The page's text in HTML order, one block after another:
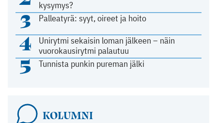
kysymys?
3 Palleatyrä: syyt, oireet ja hoito
4
Unirytmi sekaisin loman jälkeen – näin
vuorokausirytmi palautuu
5 Tunnista punkin pureman jälki
KOLUMNI